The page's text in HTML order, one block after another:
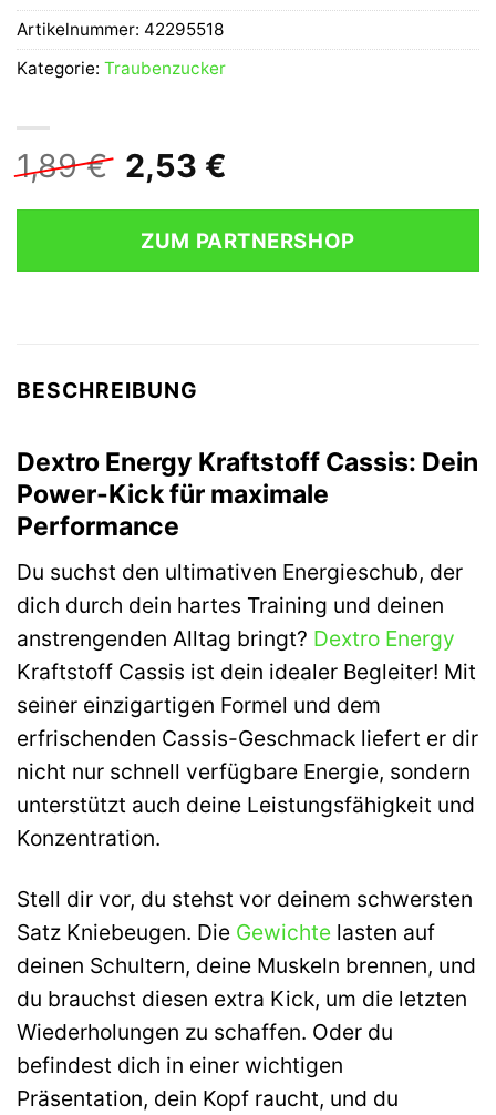
1,89€ Ursprünglicher
Preis
war:
1,89 €
2,53 €
ist:
2,53 €.
ZUM PARTNERSHOP
Artikelnummer: 42295518
Kategorie: Traubenzucker
BESCHREIBUNG
Dextro Energy Kraftstoff Cassis: Dein
Power-Kick für maximale
Performance
Du suchst den ultimativen Energieschub, der
dich durch dein hartes Training und deinen
anstrengenden Alltag bringt? Dextro Energy
Kraftstoff Cassis ist dein idealer Begleiter! Mit
seiner einzigartigen Formel und dem
erfrischenden Cassis-Geschmack liefert er dir
nicht nur schnell verfügbare Energie, sondern
unterstützt auch deine Leistungsfähigkeit und
Konzentration.
Stell dir vor, du stehst vor deinem schwersten
Satz Kniebeugen. Die Gewichte lasten auf
deinen Schultern, deine Muskeln brennen, und
du brauchst diesen extra Kick, um die letzten
Wiederholungen zu schaffen. Oder du
befindest dich in einer wichtigen
Präsentation, dein Kopf raucht, und du